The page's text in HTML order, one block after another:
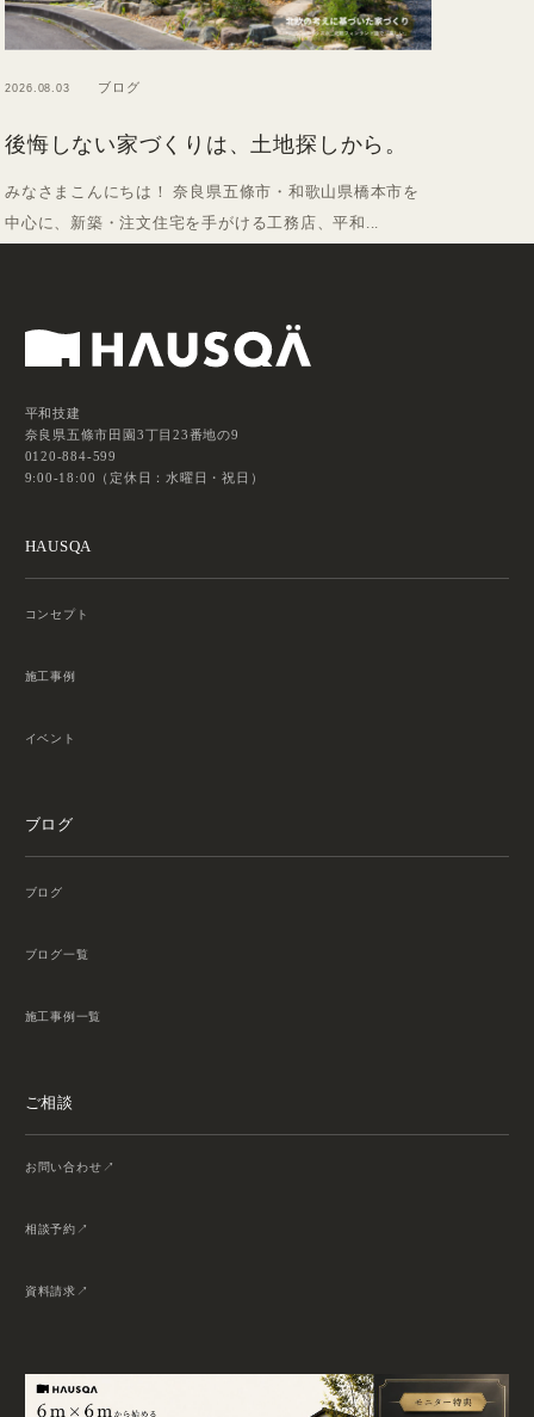
2026.08.03 ブログ
後悔しない家づくりは、土地探しから。
みなさまこんにちは！ 奈良県五條市・和歌山県橋本市を
中心に、新築・注文住宅を手がける工務店、平和...
平和技建
奈良県五條市田園3丁目23番地の9
0120-884-599
9:00-18:00（定休日：水曜日・祝日）
HAUSQA
コンセプト
施工事例
イベント
ブログ
ブログ
ブログ一覧
施工事例一覧
ご相談
お問い合わせ
相談予約
資料請求